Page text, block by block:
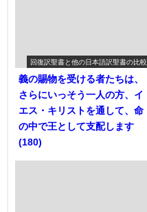
回復訳聖書と他の日本語訳聖書の比較
義の賜物を受ける者たちは、
さらにいっそう一人の方、イ
エス・キリストを通して、命
の中で王として支配します
(180)